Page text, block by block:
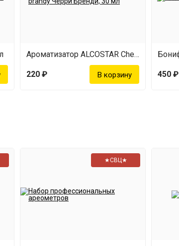
Ароматизатор ALCOSTAR Cherry brandy Черри Бренди, 30 мл
220 ₽ 450 ₽
★СВЦ★